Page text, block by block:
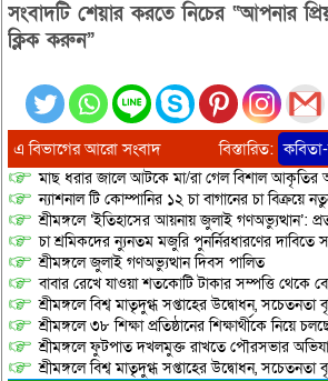
সংবাদটি শেয়ার করতে নিচের “আপনার
ক্লিক করুন”
এ বিভাগের আরো সংবাদ বিস্তারিত:
মাছ ধরার জালে আটকে মা/রা গেল বিশাল
ন্যাশনাল টি কোম্পানির ১২ চা বাগানের চা বিক্রয়ে
শ্রীমঙ্গলে ‘ইতিহাসের আয়নায় জুলাই গণঅভ্যুত্থান’:
চা শ্রমিকদের ন্যুনতম মজুরি পুনর্নিরধারণের
শ্রীমঙ্গলে জুলাই গণঅভ্যুত্থান দিবস পালিত
বাবার রেখে যাওয়া শতকোটি টাকার সম্পত্তি থেকে
শ্রীমঙ্গলে বিশ্ব মাতৃদুগ্ধ সপ্তাহের উদ্বোধন,
শ্রীমঙ্গলে ৩৮ শিক্ষা প্রতিষ্ঠানের শিক্ষার্থীকে নিয়ে
শ্রীমঙ্গলে ফুটপাত দখলমুক্ত রাখতে পৌরসভার
শ্রীমঙ্গলে বিশ্ব মাতৃদুগ্ধ সপ্তাহের উদ্বোধন,